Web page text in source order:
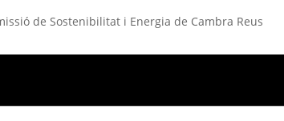
de Sostenibilitat i Energia de Cambra Reus